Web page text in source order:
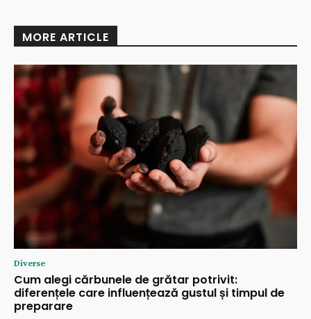
MORE ARTICLE
Diverse
Cum alegi cărbunele de grătar potrivit:
diferențele care influențează gustul și timpul de
preparare